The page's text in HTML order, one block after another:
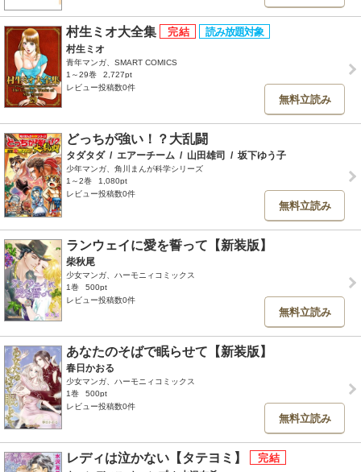
村生ミオ大全集
村生ミオ
青年マンガ、SMART COMICS
1～29巻
2,727pt
レビュー投稿数0件
無料立読み
どっちが強い！？大乱闘
タダタダ / エアーチーム / 山田雄司 / 坂下ゆう子
少年マンガ、角川まんが科学シリーズ
1～2巻
1,080pt
レビュー投稿数0件
無料立読み
ランウェイに愛を誓って【新装版】
柴秋尾
少女マンガ、ハーモニィコミックス
1巻
500pt
レビュー投稿数0件
無料立読み
あなたのそばで眠らせて【新装版】
春日かおる
少女マンガ、ハーモニィコミックス
1巻
500pt
レビュー投稿数0件
無料立読み
レディは泣かない【タテヨミ】